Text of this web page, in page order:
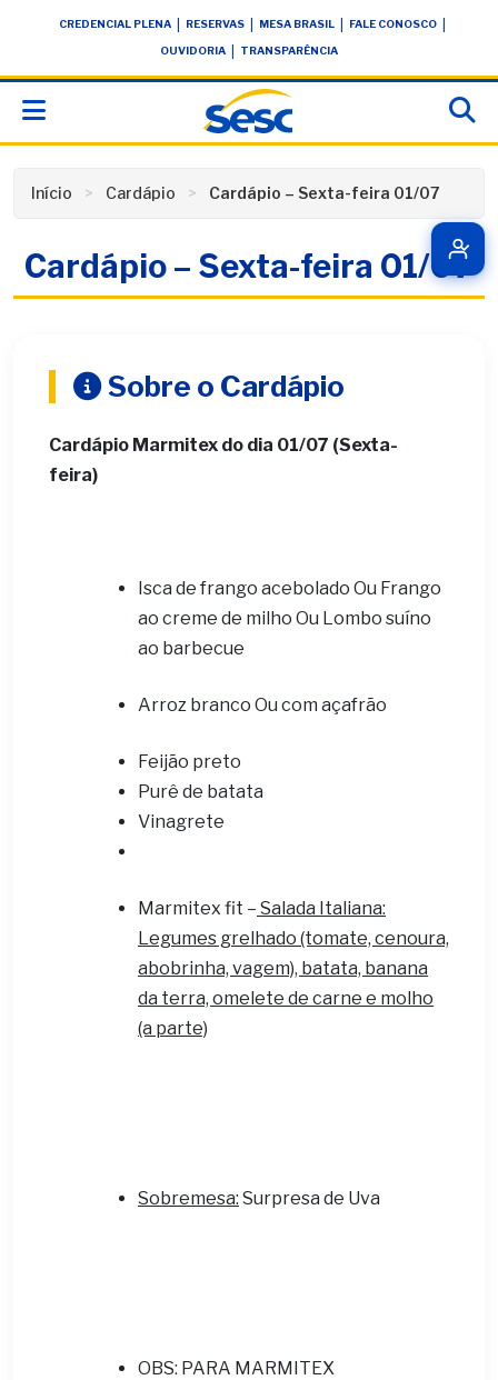
conteúdoCREDENCIAL PLENA RESERVAS MESA BRASIL FALE CONOSCO
OUVIDORIA TRANSPARÊNCIA
Início Cardápio Cardápio – Sexta-feira 01/07
Cardápio – Sexta-feira 01/07
Sobre o Cardápio
Cardápio Marmitex do dia 01/07 (Sexta-
feira)
Isca de frango acebolado Ou Frango
ao creme de milho Ou Lombo suíno
ao barbecue
Arroz branco Ou com açafrão
Feijão preto
Purê de batata
Vinagrete
Marmitex fit – Salada Italiana:
Legumes grelhado (tomate, cenoura,
abobrinha, vagem), batata, banana
da terra, omelete de carne e molho
(a parte)
Sobremesa: Surpresa de Uva
OBS: PARA MARMITEX